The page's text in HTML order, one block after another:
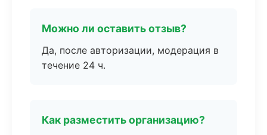
Можно ли оставить отзыв?
Да, после авторизации, модерация в
течение 24 ч.
Как разместить организацию?